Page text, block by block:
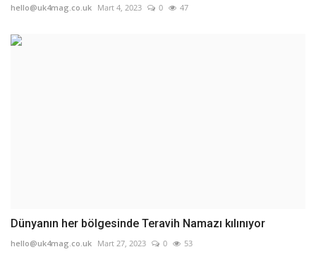
hello@uk4mag.co.uk Mart 4, 2023 0 47
Dünyanın her bölgesinde Teravih Namazı kılınıyor
hello@uk4mag.co.uk Mart 27, 2023 0 53